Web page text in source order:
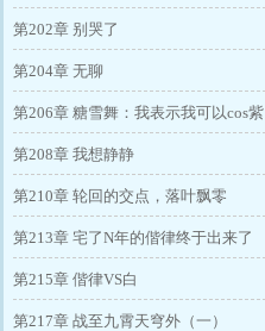
第202章 别哭了
第204章 无聊
第206章 糖雪舞：我表示我可以cos紫
妈
第208章 我想静静
第210章 轮回的交点，落叶飘零
第213章 宅了N年的偕律终于出来了
第215章 偕律VS白
第217章 战至九霄天穹外（一）